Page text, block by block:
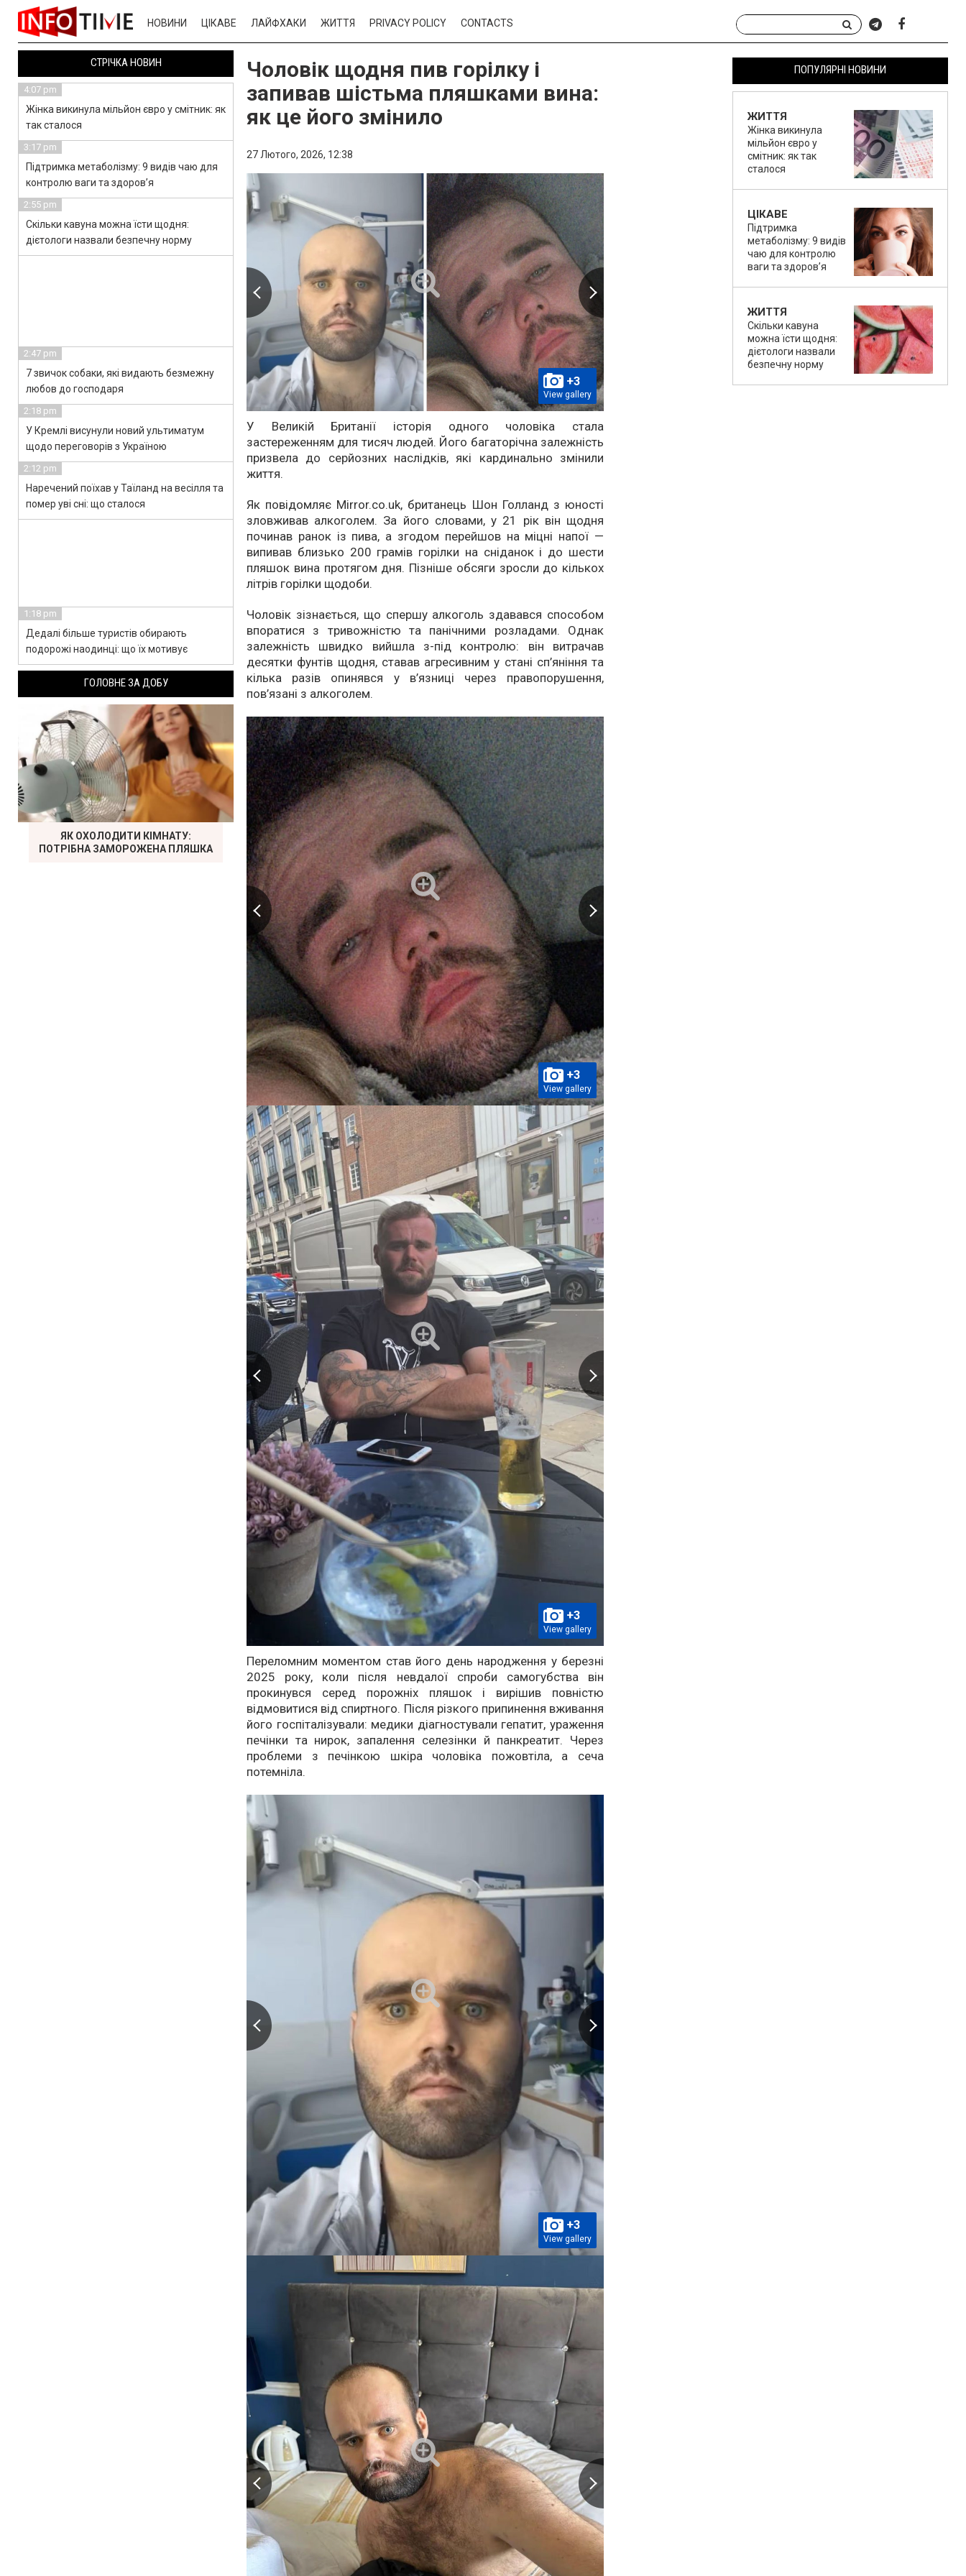
НОВИНИ ЦІКАВЕ ЛАЙФХАКИ ЖИТТЯ PRIVACY POLICY CONTACTS
Чоловік щодня пив горілку і
запивав шістьма пляшками вина:
як це його змінило
27 Лютого, 2026, 12:38
+3
View gallery
У Великій Британії історія одного чоловіка стала
застереженням для тисяч людей. Його багаторічна залежність
призвела до серйозних наслідків, які кардинально змінили
життя.
Як повідомляє Mirror.co.uk, британець Шон Голланд з юності
зловживав алкоголем. За його словами, у 21 рік він щодня
починав ранок із пива, а згодом перейшов на міцні напої —
випивав близько 200 грамів горілки на сніданок і до шести
пляшок вина протягом дня. Пізніше обсяги зросли до кількох
літрів горілки щодоби.
Чоловік зізнається, що спершу алкоголь здавався способом
впоратися з тривожністю та панічними розладами. Однак
залежність швидко вийшла з-під контролю: він витрачав
десятки фунтів щодня, ставав агресивним у стані сп’яніння та
кілька разів опинявся у в’язниці через правопорушення,
пов’язані з алкоголем.
+3
View gallery
+3
View gallery
Переломним моментом став його день народження у березні
2025 року, коли після невдалої спроби самогубства він
прокинувся серед порожніх пляшок і вирішив повністю
відмовитися від спиртного. Після різкого припинення вживання
його госпіталізували: медики діагностували гепатит, ураження
печінки та нирок, запалення селезінки й панкреатит. Через
проблеми з печінкою шкіра чоловіка пожовтіла, а сеча
потемніла.
+3
View gallery
ПОПУЛЯРНІ НОВИНИ
ЖИТТЯ
Жінка викинула
мільйон євро у
смітник: як так
сталося
ЦІКАВЕ
Підтримка
метаболізму: 9 видів
чаю для контролю
ваги та здоров’я
ЖИТТЯ
Скільки кавуна
можна їсти щодня:
дієтологи назвали
безпечну норму
СТРІЧКА НОВИН
4:07 pm
Жінка викинула мільйон євро у смітник: як
так сталося
3:17 pm
Підтримка метаболізму: 9 видів чаю для
контролю ваги та здоров’я
2:55 pm
Скільки кавуна можна їсти щодня:
дієтологи назвали безпечну норму
2:47 pm
7 звичок собаки, які видають безмежну
любов до господаря
2:18 pm
У Кремлі висунули новий ультиматум
щодо переговорів з Україною
2:12 pm
Наречений поїхав у Таїланд на весілля та
помер уві сні: що сталося
1:18 pm
Дедалі більше туристів обирають
подорожі наодинці: що їх мотивує
ГОЛОВНЕ ЗА ДОБУ
ЯК ОХОЛОДИТИ КІМНАТУ:
ПОТРІБНА ЗАМОРОЖЕНА ПЛЯШКА